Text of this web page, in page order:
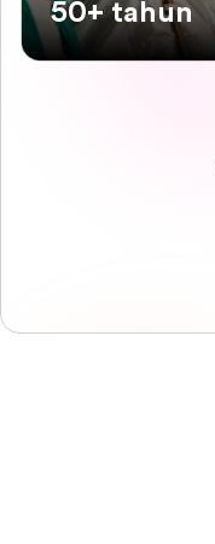
50+ tahun